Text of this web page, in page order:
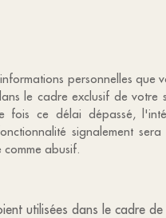
personnelles que
le cadre exclusif de votre
fois ce délai dépassé,
signalement
abusif.
utilisées dans le cadre